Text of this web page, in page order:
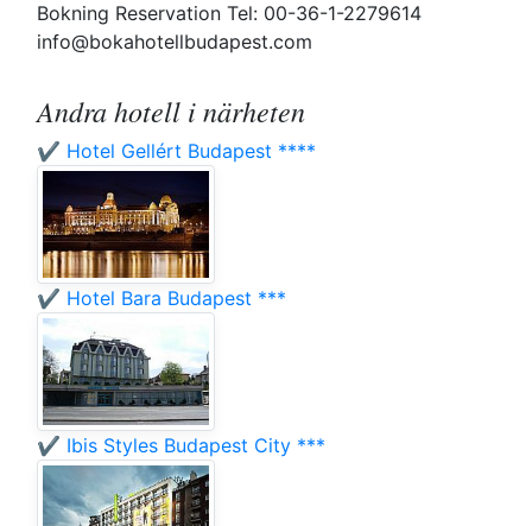
Bokning Reservation Tel: 00-36-1-2279614
info@bokahotellbudapest.com
Andra hotell i närheten
✔️ Hotel Gellért Budapest ****
✔️ Hotel Bara Budapest ***
✔️ Ibis Styles Budapest City ***